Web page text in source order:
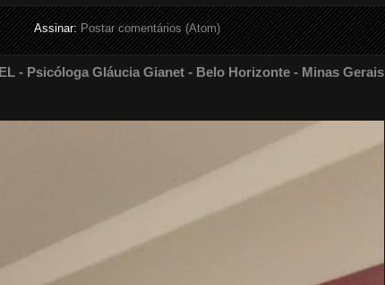
Assinar:Postar comentários (Atom)
- Psicóloga Gláucia Gianet - Belo Horizonte - Minas Gerais